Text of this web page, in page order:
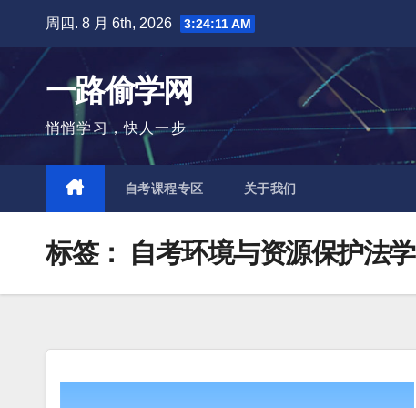
容
周四. 8 月 6th, 2026 3:24:12 AM
一路偷学网
悄悄学习，快人一步
自考课程专区 关于我们
标签： 自考环境与资源保护法学